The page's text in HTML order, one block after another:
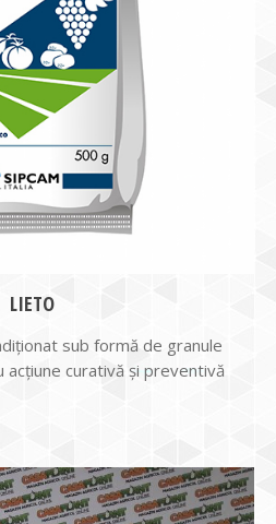
LIETO
sub formă de granule
acţiune curativă şi preventivă